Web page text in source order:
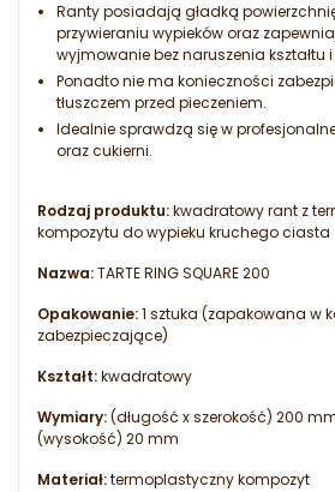
Ranty posiadają gładką
przywieraniu wypieków oraz
wyjmowanie bez naruszenia kształtu
Ponadto nie ma konieczności
tłuszczem przed pieczeniem.
Idealnie sprawdzą się w
oraz cukierni.
Rodzaj produktu:kwadratowy rant z
kompozytu do wypieku kruchego ciasta
Nazwa:TARTE RING SQUARE 200
Opakowanie:1 sztuka (zapakowana w
zabezpieczające)
Kształt:kwadratowy
Wymiary:(długość x szerokość) 200
(wysokość) 20 mm
Materiał:termoplastyczny kompozyt